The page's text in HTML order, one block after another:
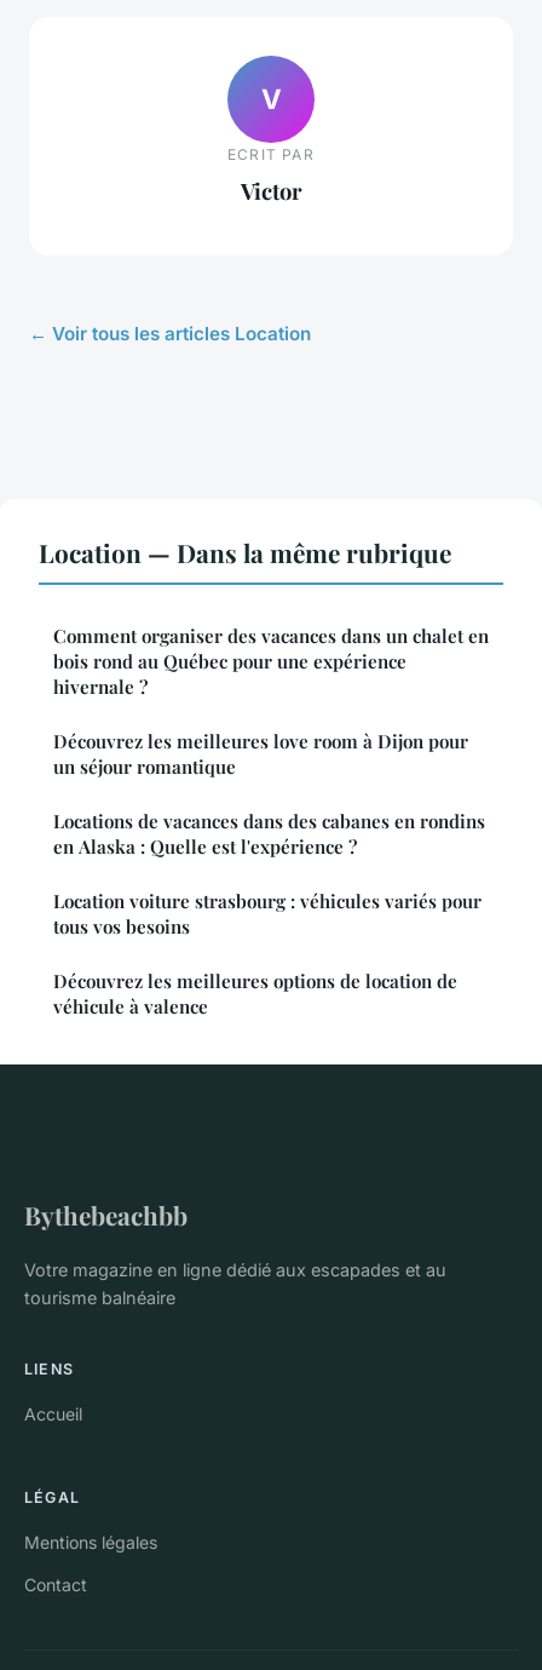
V
ECRIT PAR
Victor
← Voir tous les articles Location
Location — Dans la même rubrique
Comment organiser des vacances dans un chalet en
bois rond au Québec pour une expérience
hivernale ?
Découvrez les meilleures love room à Dijon pour
un séjour romantique
Locations de vacances dans des cabanes en rondins
en Alaska : Quelle est l'expérience ?
Location voiture strasbourg : véhicules variés pour
tous vos besoins
Découvrez les meilleures options de location de
véhicule à valence
Bythebeachbb
Votre magazine en ligne dédié aux escapades et au
tourisme balnéaire
LIENS
Accueil
LÉGAL
Mentions légales
Contact